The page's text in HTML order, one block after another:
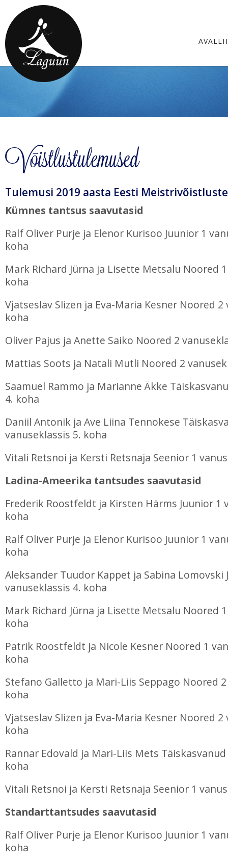
Võistlustulemused
Tulemusi 2019 aasta Eesti
Kümnes tantsus saavutasid
Ralf Oliver Purje ja Elenor Kurisoo Juunior 1
koha
Mark Richard Jürna ja Lisette Metsalu Noored
koha
Vjatseslav Slizen ja Eva-Maria Kesner Noored 2
koha
Oliver Pajus ja Anette Saiko Noored 2
Mattias Soots ja Natali Mutli Noored 2
Saamuel Rammo ja Marianne Äkke
4. koha
Daniil Antonik ja Ave Liina Tennokese
vanuseklassis 5. koha
Vitali Retsnoi ja Kersti Retsnaja Seenior 1
Ladina-Ameerika tantsudes saavutasid
Frederik Roostfeldt ja Kirsten Härms Juunior 1
koha
Ralf Oliver Purje ja Elenor Kurisoo Juunior 1
koha
Aleksander Tuudor Kappet ja Sabina Lomovski
vanuseklassis 4. koha
Mark Richard Jürna ja Lisette Metsalu Noored
koha
Patrik Roostfeldt ja Nicole Kesner Noored 1
koha
Stefano Galletto ja Mari-Liis Seppago Noored
koha
Vjatseslav Slizen ja Eva-Maria Kesner Noored 2
koha
Rannar Edovald ja Mari-Liis Mets
koha
Vitali Retsnoi ja Kersti Retsnaja Seenior 1
Standarttantsudes saavutasid
Ralf Oliver Purje ja Elenor Kurisoo Juunior 1
koha